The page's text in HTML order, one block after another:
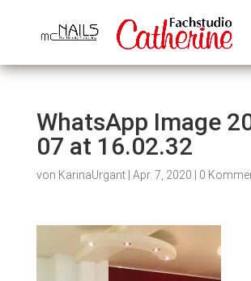
WhatsApp Image
07 at 16.02.32
von KarinaUrgant| Apr. 7, 2020 0